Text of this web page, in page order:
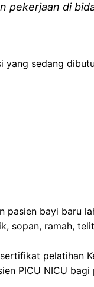
pekerjaan di
yang sedang
pasien bayi baru
, sopan, ramah,
sertifikat pelatihan
PICU NICU bagi